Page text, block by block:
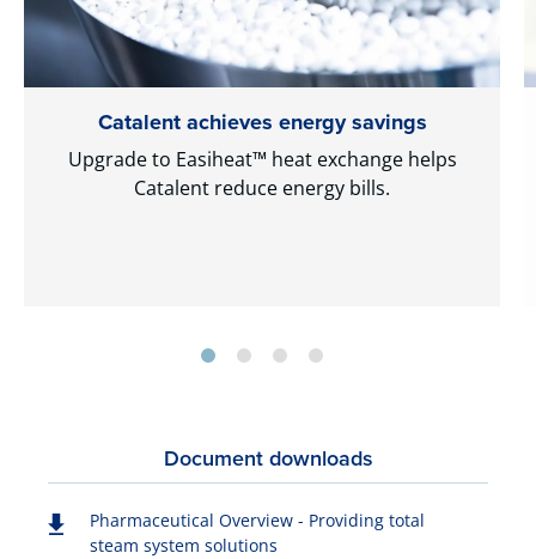
Catalent achieves energy savings
Upgrade to Easiheat™ heat exchange helps
Catalent reduce energy bills.
Document downloads
Pharmaceutical Overview - Providing total
steam system solutions